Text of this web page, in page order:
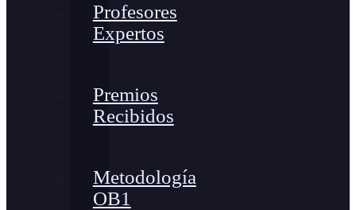
Profesores
Expertos
Premios
Recibidos
Metodología
OB1